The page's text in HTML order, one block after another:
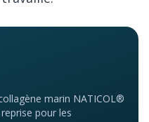
marin NATICOL®
pour les